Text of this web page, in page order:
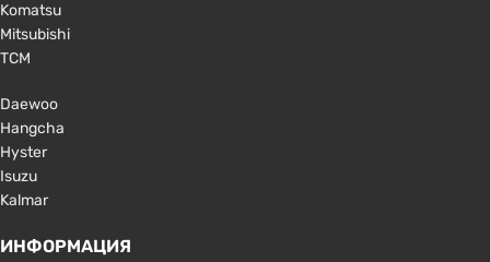
Komatsu
Mitsubishi
TCM
Daewoo
Hangcha
Hyster
Isuzu
Kalmar
ИНФОРМАЦИЯ